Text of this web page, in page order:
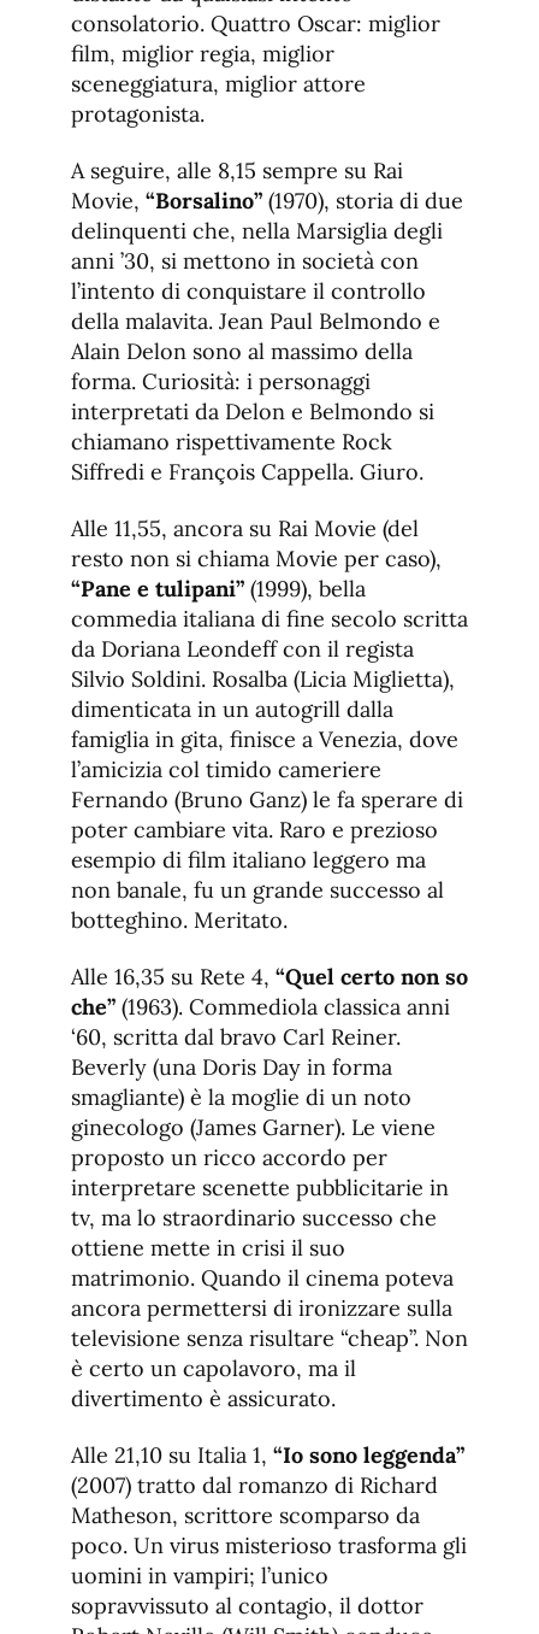
consolatorio. Quattro Oscar: miglior
film, miglior regia, miglior
sceneggiatura, miglior attore
protagonista.
A seguire, alle 8,15 sempre su Rai
Movie, “Borsalino” (1970), storia di due
delinquenti che, nella Marsiglia degli
anni ’30, si mettono in società con
l’intento di conquistare il controllo
della malavita. Jean Paul Belmondo e
Alain Delon sono al massimo della
forma. Curiosità: i personaggi
interpretati da Delon e Belmondo si
chiamano rispettivamente Rock
Siffredi e François Cappella. Giuro.
Alle 11,55, ancora su Rai Movie (del
resto non si chiama Movie per caso),
“Pane e tulipani” (1999), bella
commedia italiana di fine secolo scritta
da Doriana Leondeff con il regista
Silvio Soldini. Rosalba (Licia Miglietta),
dimenticata in un autogrill dalla
famiglia in gita, finisce a Venezia, dove
l’amicizia col timido cameriere
Fernando (Bruno Ganz) le fa sperare di
poter cambiare vita. Raro e prezioso
esempio di film italiano leggero ma
non banale, fu un grande successo al
botteghino. Meritato.
Alle 16,35 su Rete 4, “Quel certo non so
che” (1963). Commediola classica anni
‘60, scritta dal bravo Carl Reiner.
Beverly (una Doris Day in forma
smagliante) è la moglie di un noto
ginecologo (James Garner). Le viene
proposto un ricco accordo per
interpretare scenette pubblicitarie in
tv, ma lo straordinario successo che
ottiene mette in crisi il suo
matrimonio. Quando il cinema poteva
ancora permettersi di ironizzare sulla
televisione senza risultare “cheap”. Non
è certo un capolavoro, ma il
divertimento è assicurato.
Alle 21,10 su Italia 1, “Io sono leggenda”
(2007) tratto dal romanzo di Richard
Matheson, scrittore scomparso da
poco. Un virus misterioso trasforma gli
uomini in vampiri; l’unico
sopravvissuto al contagio, il dottor